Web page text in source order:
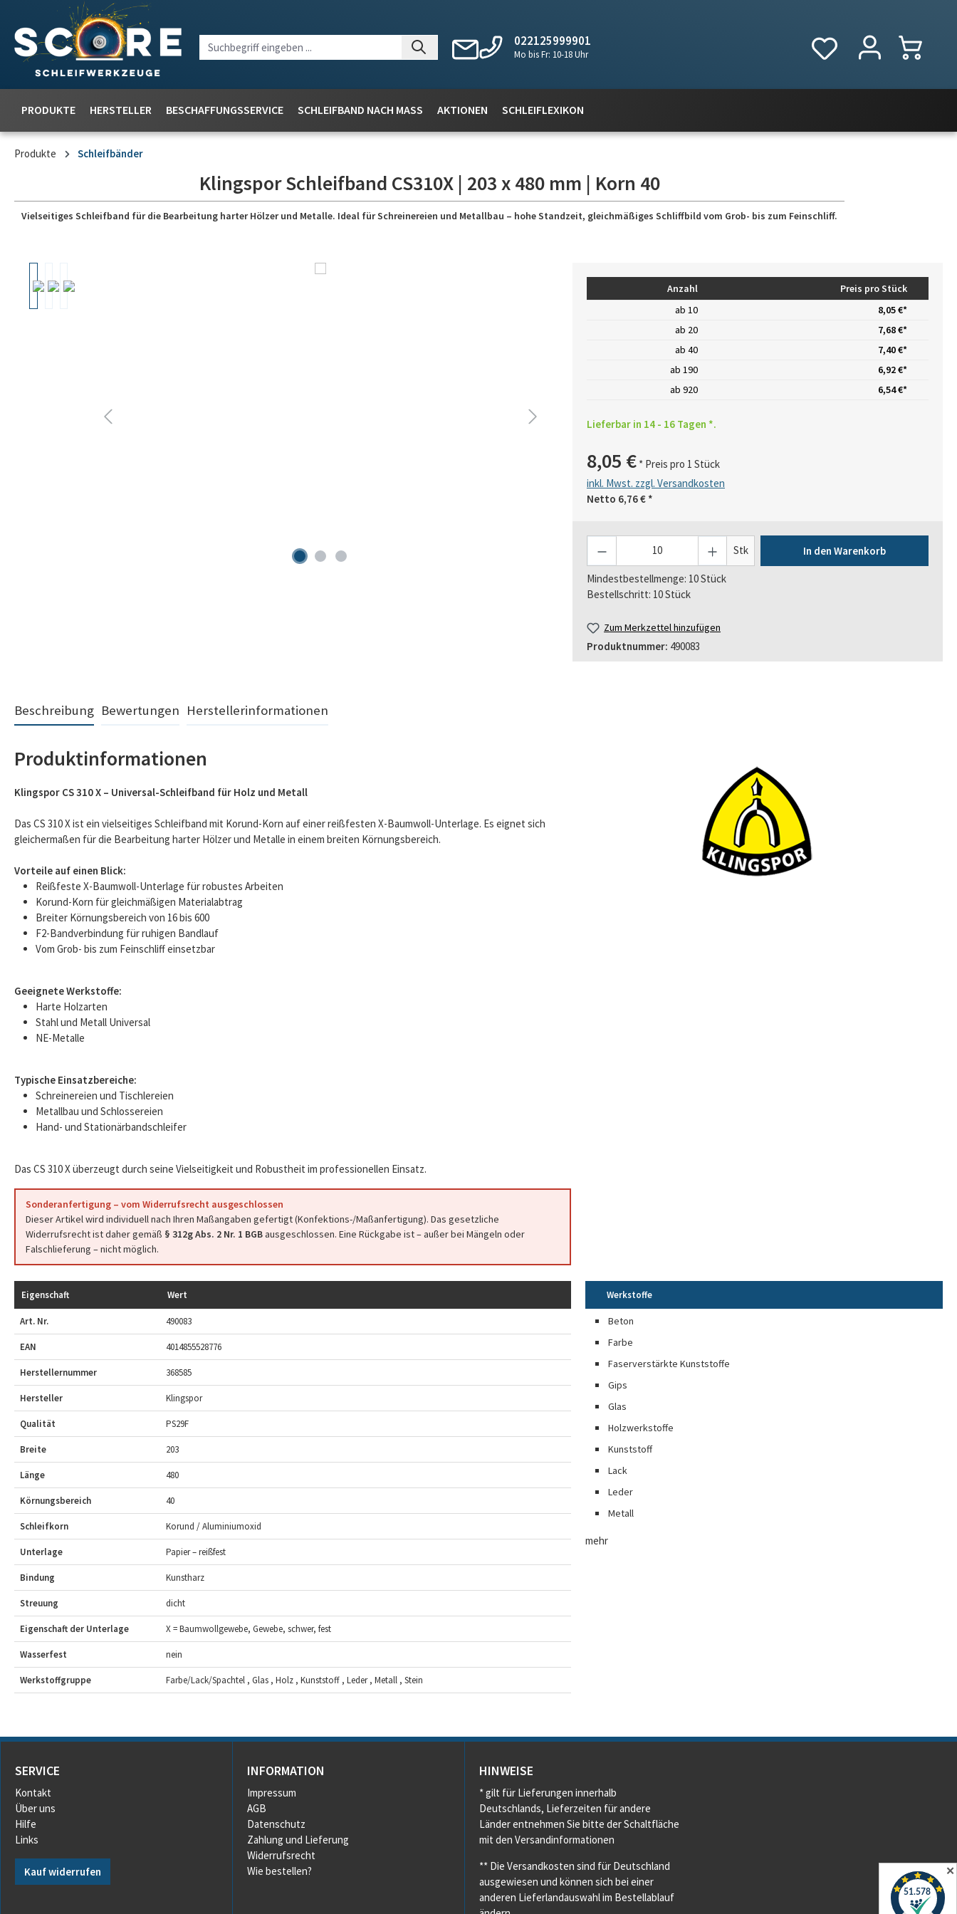
022125999901
Mo bis Fr: 10-18 Uhr
PRODUKTE HERSTELLER BESCHAFFUNGSSERVICE SCHLEIFBAND NACH MASS AKTIONEN SCHLEIFLEXIKON
Produkte Schleifbänder
Klingspor Schleifband CS310X | 203 x 480 mm | Korn 40
Vielseitiges Schleifband für die Bearbeitung harter Hölzer und Metalle. Ideal für Schreinereien und Metallbau – hohe Standzeit, gleichmäßiges Schliffbild vom Grob- bis zum Feinschliff.
Anzahl
Preis pro Stück
ab 10
8,05 €*
ab 20
7,68 €*
ab 40
7,40 €*
ab 190
6,92 €*
ab 920 6,54 €*
Lieferbar in 14 - 16 Tagen *.
8,05 € * Preis pro 1 Stück
inkl. Mwst. zzgl. Versandkosten
Netto 6,76 € *
Stk In den Warenkorb
Mindestbestellmenge: 10 Stück
Bestellschritt: 10 Stück
Zum Merkzettel hinzufügen
Produktnummer: 490083
Beschreibung Bewertungen Herstellerinformationen
Produktinformationen
Klingspor CS 310 X – Universal-Schleifband für Holz und Metall
Das CS 310 X ist ein vielseitiges Schleifband mit Korund-Korn auf einer reißfesten X-Baumwoll-Unterlage. Es eignet sich
gleichermaßen für die Bearbeitung harter Hölzer und Metalle in einem breiten Körnungsbereich.
Vorteile auf einen Blick:
Reißfeste X-Baumwoll-Unterlage für robustes Arbeiten
Korund-Korn für gleichmäßigen Materialabtrag
Breiter Körnungsbereich von 16 bis 600
F2-Bandverbindung für ruhigen Bandlauf
Vom Grob- bis zum Feinschliff einsetzbar
Geeignete Werkstoffe:
Harte Holzarten
Stahl und Metall Universal
NE-Metalle
Typische Einsatzbereiche:
Schreinereien und Tischlereien
Metallbau und Schlossereien
Hand- und Stationärbandschleifer
Das CS 310 X überzeugt durch seine Vielseitigkeit und Robustheit im professionellen Einsatz.
Sonderanfertigung – vom Widerrufsrecht ausgeschlossen
Dieser Artikel wird individuell nach Ihren Maßangaben gefertigt (Konfektions-/Maßanfertigung). Das gesetzliche
Widerrufsrecht ist daher gemäß § 312g Abs. 2 Nr. 1 BGBausgeschlossen. Eine Rückgabe ist – außer bei Mängeln oder
Falschlieferung – nicht möglich.
Eigenschaft Wert
Art. Nr. 490083
EAN 4014855528776
Herstellernummer 368585
Hersteller Klingspor
Qualität PS29F
Breite 203
Länge 480
Körnungsbereich 40
Schleifkorn Korund / Aluminiumoxid
Unterlage Papier – reißfest
Bindung Kunstharz
Streuung dicht
Eigenschaft der Unterlage X = Baumwollgewebe, Gewebe, schwer, fest
Wasserfest nein
Werkstoffgruppe Farbe/Lack/Spachtel , Glas , Holz , Kunststoff , Leder , Metall , Stein
Werkstoffe
Beton
Farbe
Faserverstärkte Kunststoffe
Gips
Glas
Holzwerkstoffe
Kunststoff
Lack
Leder
Metall
mehr
SERVICE
Kontakt
Über uns
Hilfe
Links
Kauf widerrufen
INFORMATION
Impressum
AGB
Datenschutz
Zahlung und Lieferung
Widerrufsrecht
Wie bestellen?
HINWEISE
* gilt für Lieferungen innerhalb
Deutschlands, Lieferzeiten für andere
Länder entnehmen Sie bitte der Schaltfläche
mit den Versandinformationen
** Die Versandkosten sind für Deutschland
ausgewiesen und können sich bei einer
anderen Lieferlandauswahl im Bestellablauf
✕